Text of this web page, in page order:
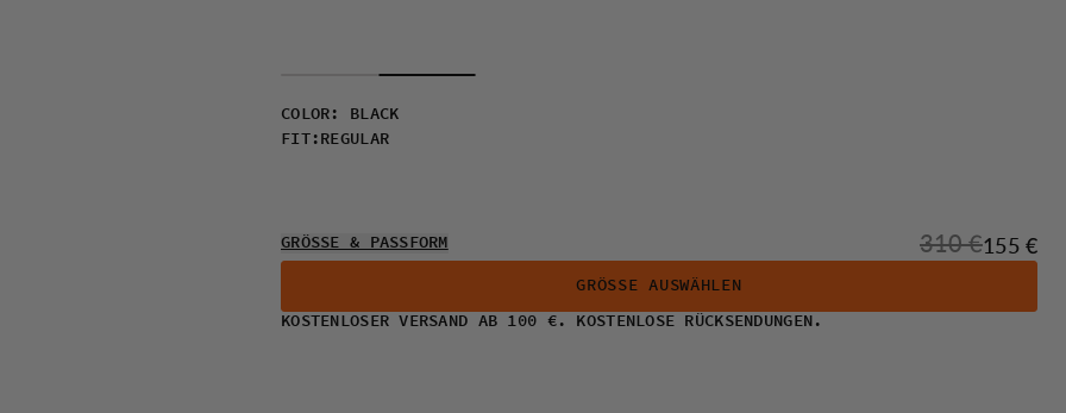
COLOR :
BLACK
FIT: REGULAR
GRÖSSE & PASSFORM Originalpreis:
310 €155 €
GRÖSSE AUSWÄHLEN
KOSTENLOSER VERSAND AB 100 €. KOSTENLOSE RÜCKSENDUNGEN.